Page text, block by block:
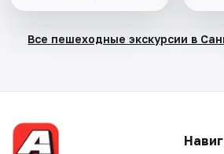
Все пешеходные экскурсии в